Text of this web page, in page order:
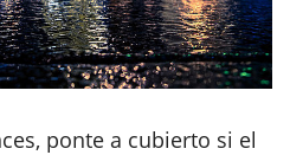
ponte a cubierto si el